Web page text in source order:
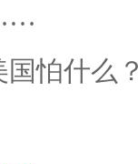
国怕什么